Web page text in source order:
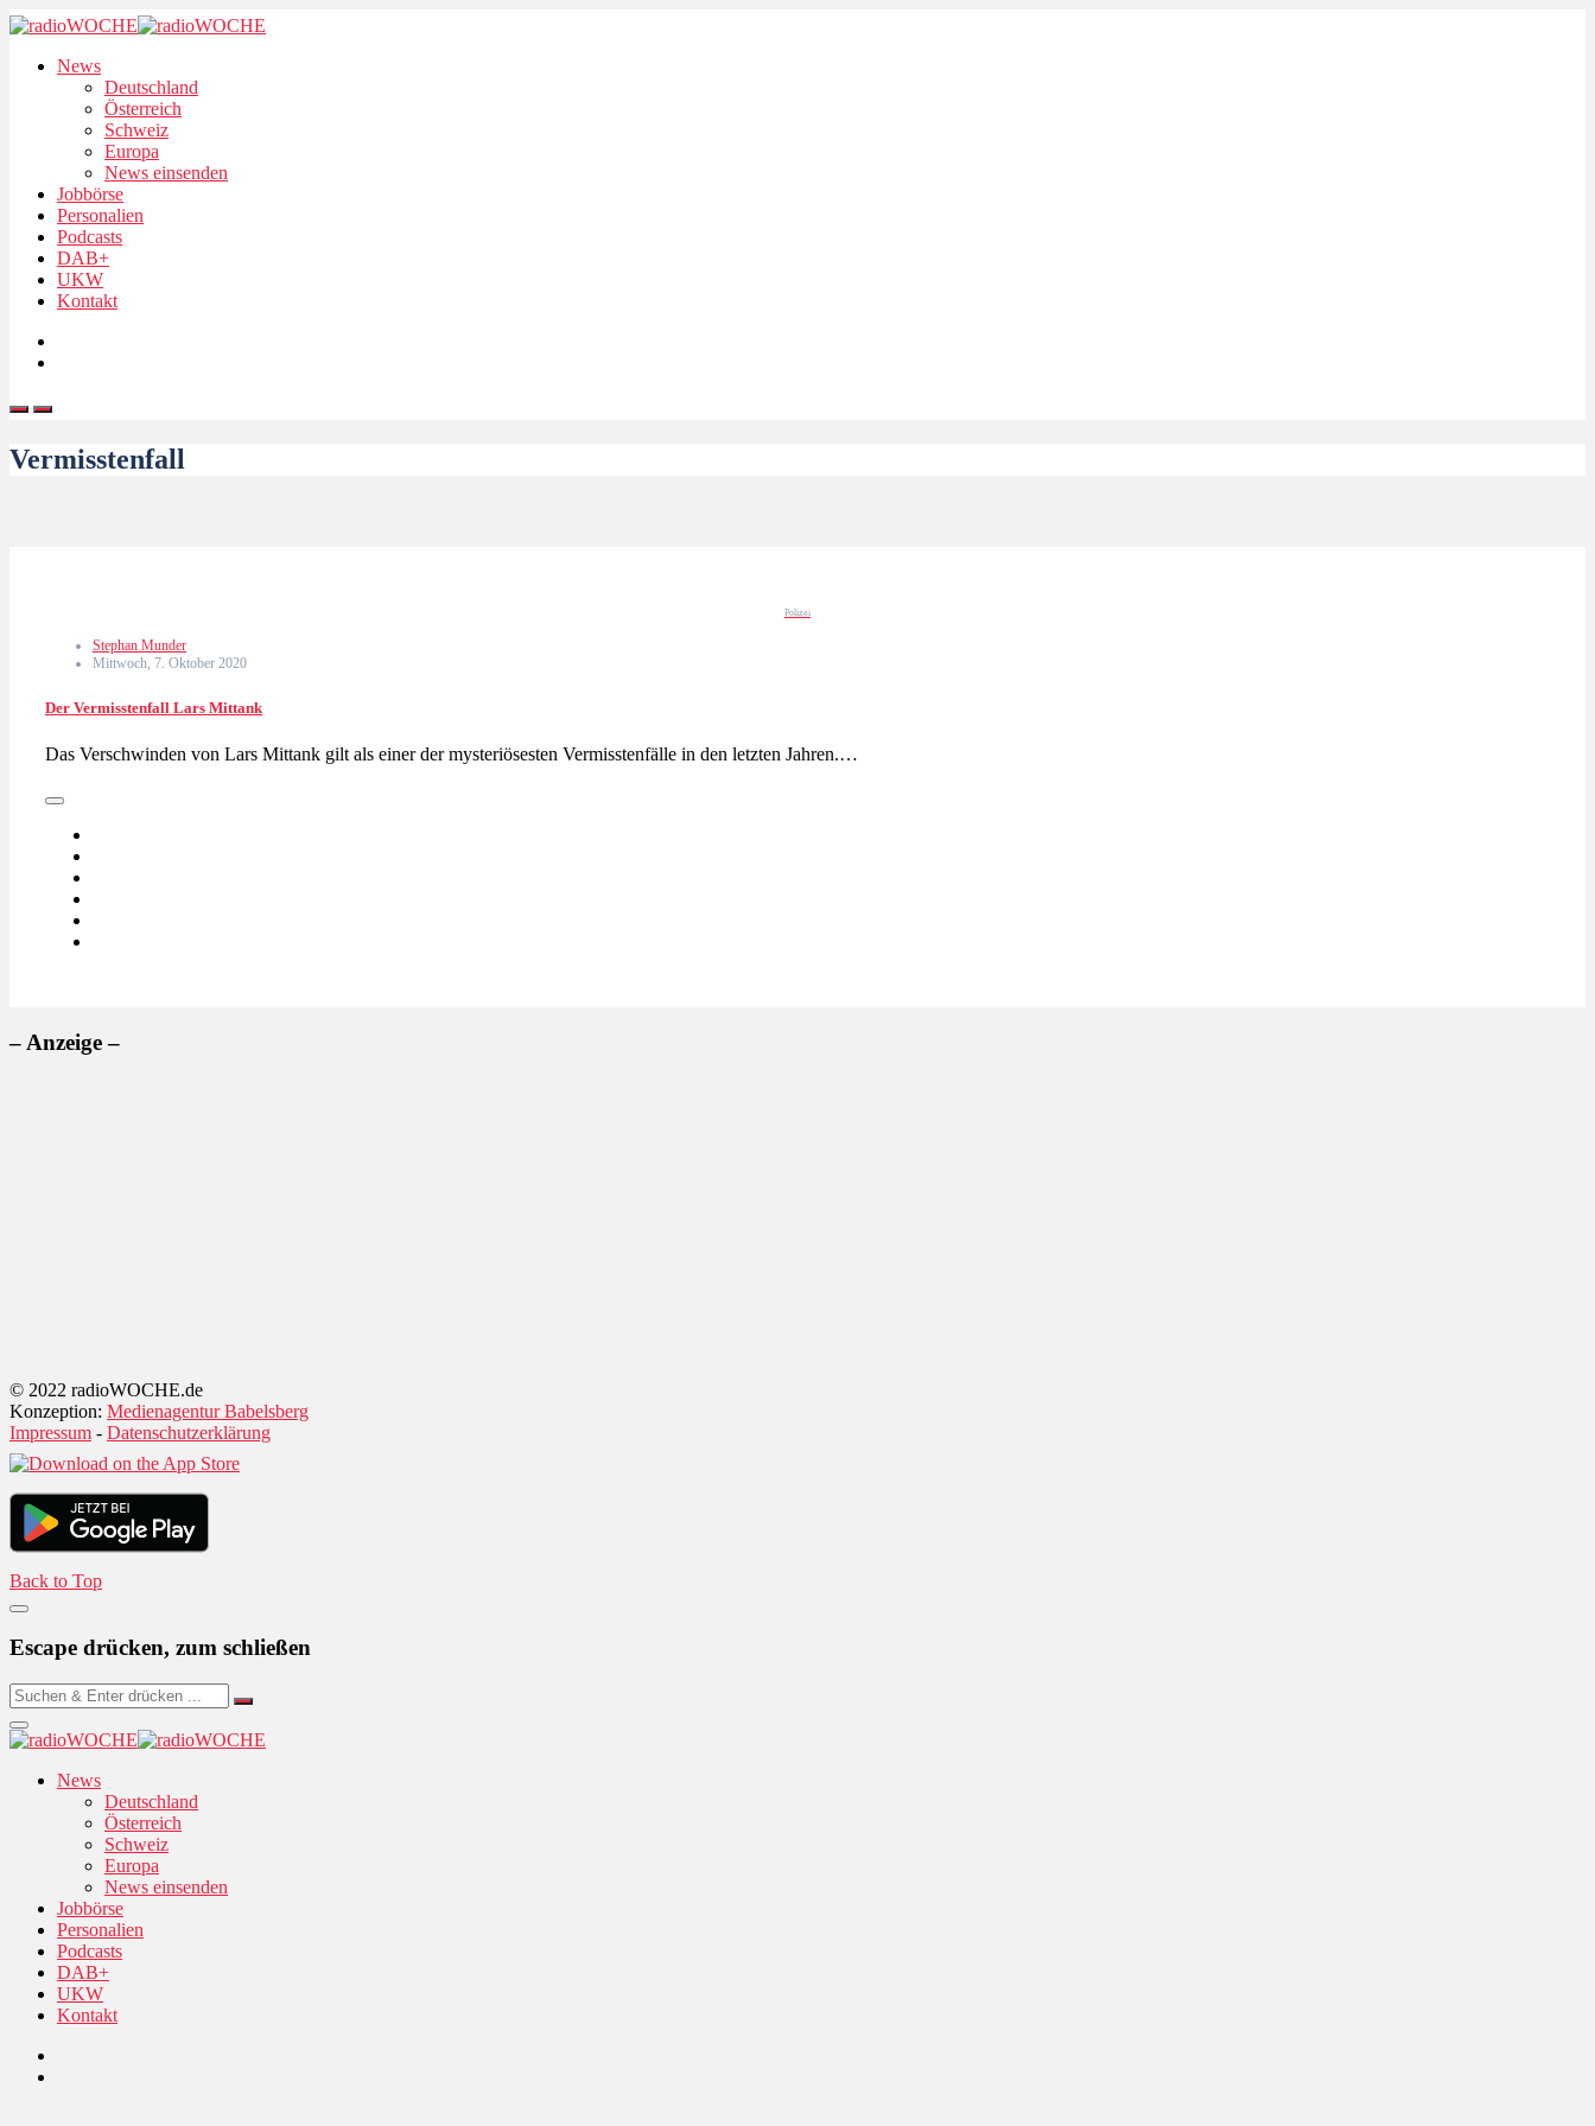
News
Deutschland
Österreich
Schweiz
Europa
News einsenden
Jobbörse
Personalien
Podcasts
DAB+
UKW
Kontakt
Vermisstenfall
Polizei
Stephan Munder
Mittwoch, 7. Oktober 2020
Der Vermisstenfall Lars Mittank
Das Verschwinden von Lars Mittank gilt als einer der mysteriösesten Vermisstenfälle in den letzten Jahren.…
– Anzeige –
© 2022 radioWOCHE.de
Konzeption: Medienagentur Babelsberg
Impressum - Datenschutzerklärung
Back to Top
Escape drücken, zum schließen
News
Deutschland
Österreich
Schweiz
Europa
News einsenden
Jobbörse
Personalien
Podcasts
DAB+
UKW
Kontakt